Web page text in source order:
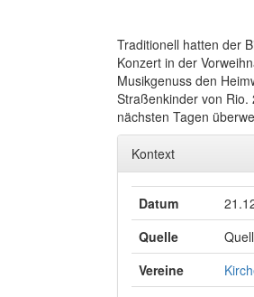
Traditionell hatten der
Konzert in der
Musikgenuss den
Straßenkinder von
nächsten Tagen
Kontext
Datum
Quelle
Vereine